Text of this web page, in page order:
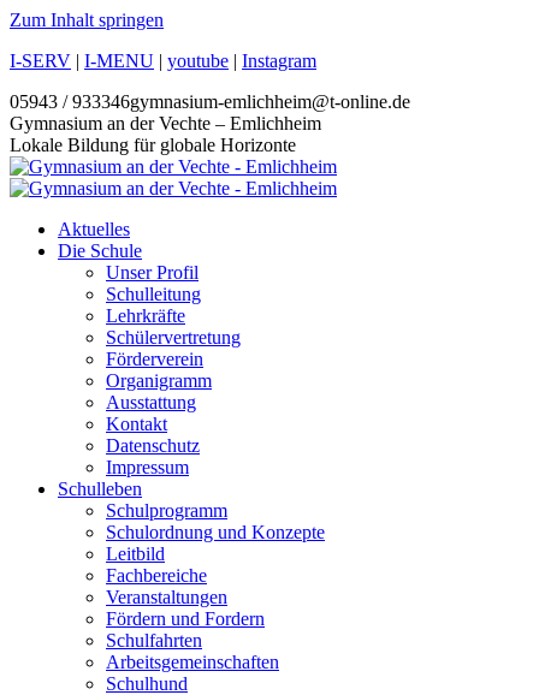
Zum Inhalt springen
I-SERV | I-MENU | youtube | Instagram
05943 / 933346gymnasium-emlichheim@t-online.de
Gymnasium an der Vechte – Emlichheim
Lokale Bildung für globale Horizonte
Aktuelles
Die Schule
Unser Profil
Schulleitung
Lehrkräfte
Schülervertretung
Förderverein
Organigramm
Ausstattung
Kontakt
Datenschutz
Impressum
Schulleben
Schulprogramm
Schulordnung und Konzepte
Leitbild
Fachbereiche
Veranstaltungen
Fördern und Fordern
Schulfahrten
Arbeitsgemeinschaften
Schulhund